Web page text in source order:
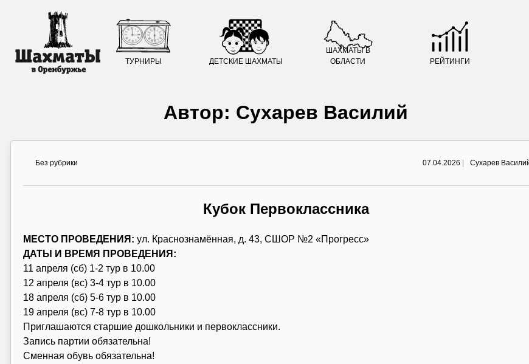
ТУРНИРЫ ДЕТСКИЕ ШАХМАТЫ
ШАХМАТЫ В
ОБЛАСТИ
РЕЙТИНГИ
Автор: Сухарев Василий
Без рубрики 07.04.2026 | Сухарев
Кубок Первоклассника
МЕСТО ПРОВЕДЕНИЯ: ул. Краснознамённая, д. 43, СШОР №2 «Прогресс»
ДАТЫ И ВРЕМЯ ПРОВЕДЕНИЯ:
11 апреля (сб) 1-2 тур в 10.00
12 апреля (вс) 3-4 тур в 10.00
18 апреля (сб) 5-6 тур в 10.00
19 апреля (вс) 7-8 тур в 10.00
Приглашаются старшие дошкольники и первоклассники.
Запись партии обязательна!
Сменная обувь обязательна!